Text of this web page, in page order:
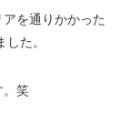
を通りかかった
た。
。笑